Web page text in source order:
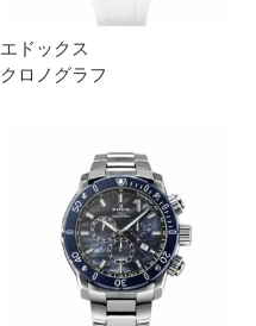
エドックス
クロノグラフ